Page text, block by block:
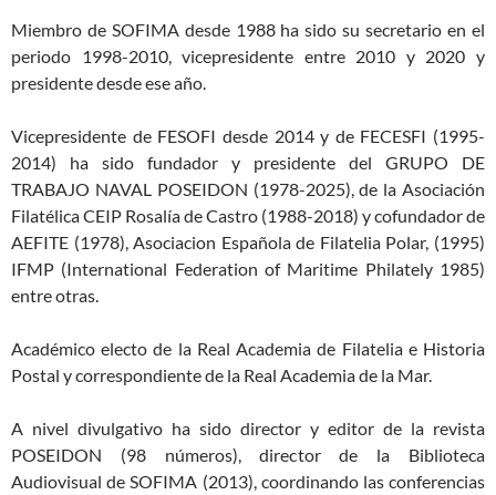
Miembro de SOFIMA desde 1988 ha sido su secretario en el
periodo 1998-2010, vicepresidente entre 2010 y 2020 y
presidente desde ese año.
Vicepresidente de FESOFI desde 2014 y de FECESFI (1995-
2014) ha sido fundador y presidente del GRUPO DE
TRABAJO NAVAL POSEIDON (1978-2025), de la Asociación
Filatélica CEIP Rosalía de Castro (1988-2018) y cofundador de
AEFITE (1978), Asociacion Española de Filatelia Polar, (1995)
IFMP (International Federation of Maritime Philately 1985)
entre otras.
Académico electo de la Real Academia de Filatelia e Historia
Postal y correspondiente de la Real Academia de la Mar.
A nivel divulgativo ha sido director y editor de la revista
POSEIDON (98 números), director de la Biblioteca
Audiovisual de SOFIMA (2013), coordinando las conferencias